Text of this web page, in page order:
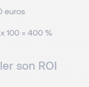
euros
100 = 400 %
son ROI